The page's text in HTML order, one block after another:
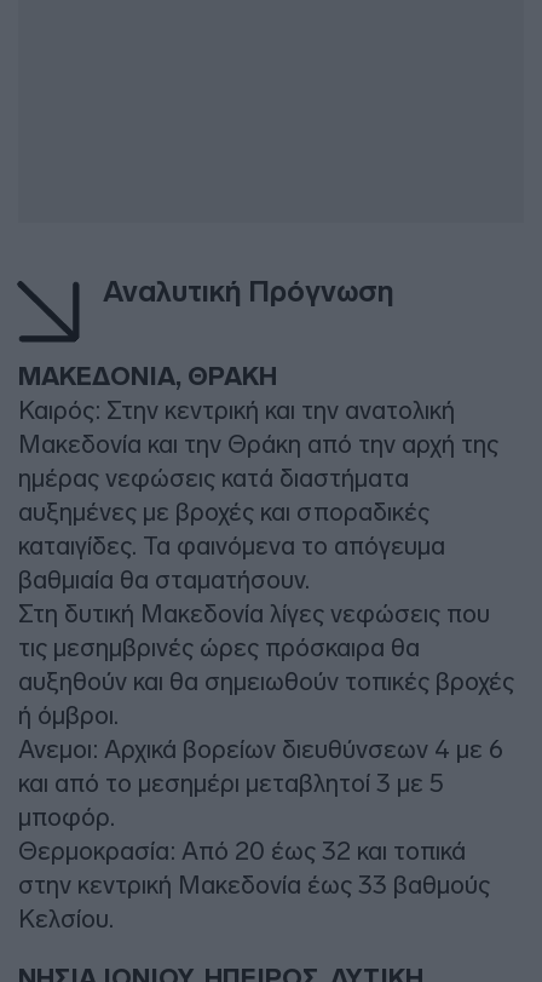
Αναλυτική Πρόγνωση
ΜΑΚΕΔΟΝΙΑ, ΘΡΑΚΗ
Καιρός: Στην κεντρική και την ανατολική
Μακεδονία και την Θράκη από την αρχή της
ημέρας νεφώσεις κατά διαστήματα
αυξημένες με βροχές και σποραδικές
καταιγίδες. Τα φαινόμενα το απόγευμα
βαθμιαία θα σταματήσουν.
Στη δυτική Μακεδονία λίγες νεφώσεις που
τις μεσημβρινές ώρες πρόσκαιρα θα
αυξηθούν και θα σημειωθούν τοπικές βροχές
ή όμβροι.
Ανεμοι: Αρχικά βορείων διευθύνσεων 4 με 6
και από το μεσημέρι μεταβλητοί 3 με 5
μποφόρ.
Θερμοκρασία: Από 20 έως 32 και τοπικά
στην κεντρική Μακεδονία έως 33 βαθμούς
Κελσίου.